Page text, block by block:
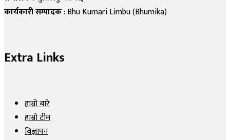
कार्यकारी सम्पादक: Bhu Kumari Limbu (Bhumika)
Extra Links
हाम्रो बारे
हाम्रो टीम
बिज्ञापन